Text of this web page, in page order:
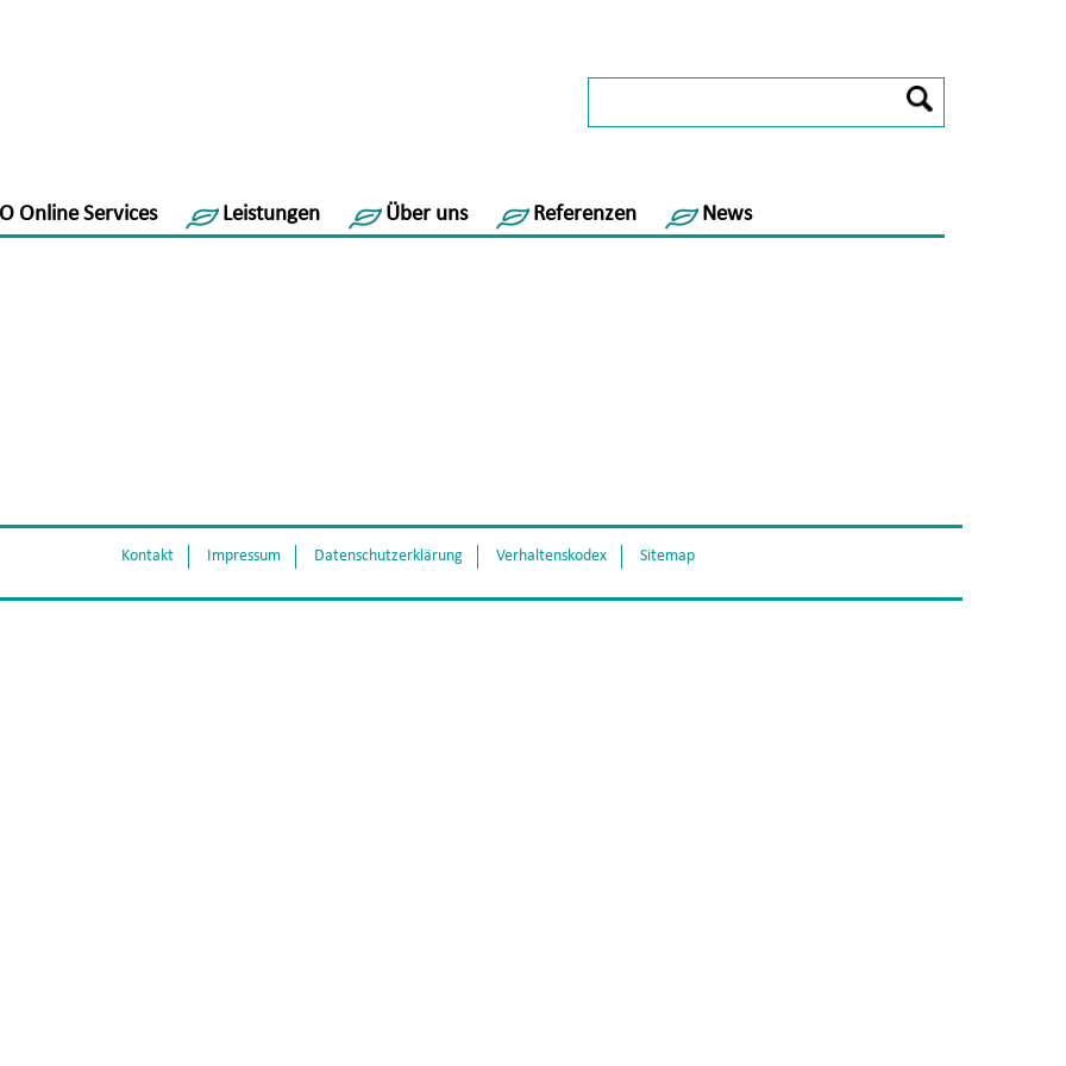
Online Services Leistungen Über uns Referenzen News
Kontakt Impressum Datenschutzerklärung Verhaltenskodex Sitemap